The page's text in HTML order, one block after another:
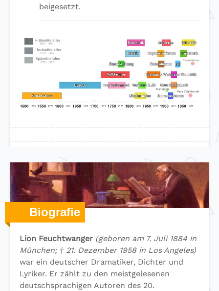
beigesetzt.
Biografie
Lion Feuchtwanger (geboren am 7. Juli 1884 in
München; † 21. Dezember 1958 in Los Angeles)
war ein deutscher Dramatiker, Dichter und
Lyriker. Er zählt zu den meistgelesenen
deutschsprachigen Autoren des 20.